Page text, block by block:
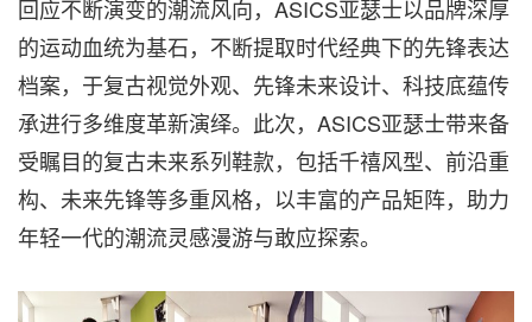
回应不断演变的潮流风向，ASICS亚瑟士以品牌深厚
的运动血统为基石，不断提取时代经典下的先锋表达
档案，于复古视觉外观、先锋未来设计、科技底蕴传
承进行多维度革新演绎。此次，ASICS亚瑟士带来备
受瞩目的复古未来系列鞋款，包括千禧风型、前沿重
构、未来先锋等多重风格，以丰富的产品矩阵，助力
年轻一代的潮流灵感漫游与敢应探索。